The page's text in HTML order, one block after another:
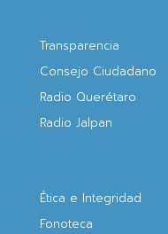
Transparencia
Consejo Ciudadano
Radio Querétaro
Radio Jalpan
Ética e Integridad
Fonoteca